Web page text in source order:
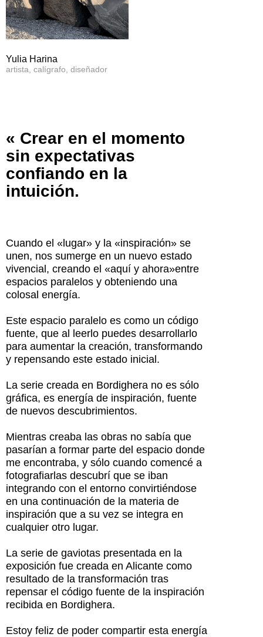
« Crear en el momento
sin expectativas
confiando en la
intuición.
Cuando el «lugar» y la «inspiración» se
unen, nos sumerge en un nuevo estado
vivencial, creando el «aquí y ahora»entre
espacios paralelos y obteniendo una
colosal energía.
Este espacio paralelo es como un código
fuente, que al leerlo puedes desarrollarlo
para aumentar la creación, transformando
y repensando este estado inicial.
La serie creada en Bordighera no es sólo
gráfica, es energía de inspiración, fuente
de nuevos descubrimientos.
Mientras creaba las obras no sabía que
pasarían a formar parte del espacio donde
me encontraba, y sólo cuando comencé a
fotografiarlas descubrí que se iban
integrando con el entorno convirtiéndose
en una continuación de la materia de
inspiración que a su vez se integra en
cualquier otro lugar.
La serie de gaviotas presentada en la
exposición fue creada en Alicante como
resultado de la transformación tras
repensar el código fuente de la inspiración
recibida en Bordighera.
Estoy feliz de poder compartir esta energía
Yulia Harina
artista, calígrafo, diseñador